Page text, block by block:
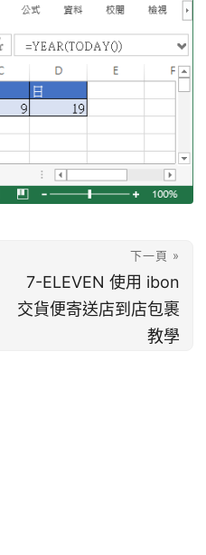
下一頁 »
7-ELEVEN 使用 ibon
交貨便寄送店到店包裹
教學